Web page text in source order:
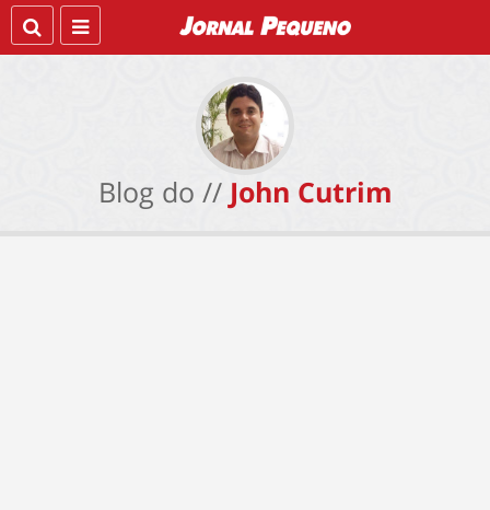
Blog do // John Cutrim